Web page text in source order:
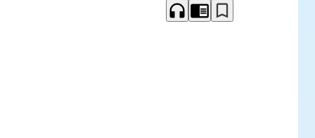
headphones chrome_reader_mode bookmark_border